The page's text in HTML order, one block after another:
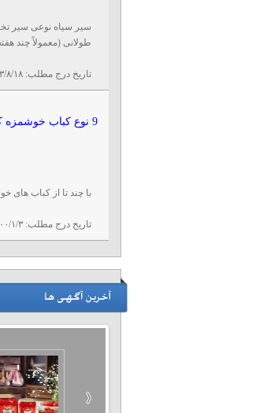
سیر سیاه نوعی سیر
طولانی (معمولاً چند
تاریخ درج مطلب:۱۴۰۳/
9 نوع کباب خوشمزه که در رستورانهای ایرانی طبخ می شود
با چند تا از کباب های
تاریخ درج مطلب:۱۴۰۰/